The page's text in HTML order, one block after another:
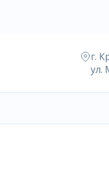
г.
ул.